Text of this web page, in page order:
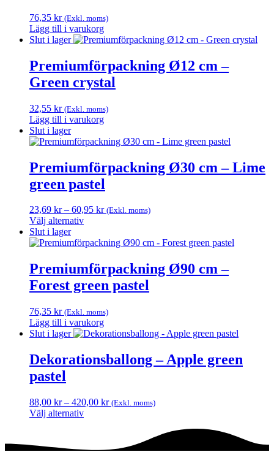
76,35 kr (Exkl. moms)
Lägg till i varukorg
Slut i lager
Premiumförpackning Ø12 cm –
Green crystal
32,55 kr (Exkl. moms)
Lägg till i varukorg
Slut i lager
Premiumförpackning Ø30 cm – Lime
green pastel
23,69 kr – 60,95 krPrisintervall:
60,95 kr
(Exkl. moms)
Välj alternativ
Den
här
har
flera
varianter.
olika
alternativen
kan
väljas
på
produktsidan
Slut i lager
Premiumförpackning Ø90 cm –
Forest green pastel
76,35 kr (Exkl. moms)
Lägg till i varukorg
Slut i lager
Dekorationsballong – Apple green
pastel
88,00 kr – 420,00 krPrisintervall:
(Exkl. moms)
Välj alternativ
produkten